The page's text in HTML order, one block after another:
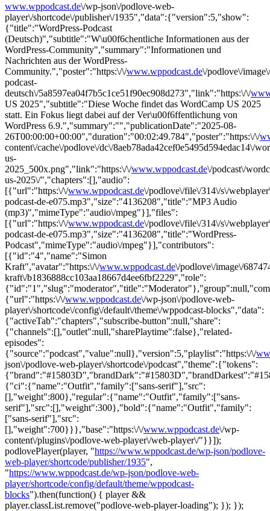
www.wppodcast.de\/wp-json\/podlove-web-
player\/shortcode\/publisher\/1935","data":{"version":5,"show":
{"title":"WordPress-Podcast
(Deutsch)","subtitle":"W\u00f6chentliche Informationen aus der
WordPress-Community","summary":"Informationen und
Nachrichten aus der WordPress-
Community.","poster":"https:\/\/www.wppodcast.de\/podlove\/
podcast-
deutsch\/5a8597ea04f7b5c1ce51f90ec908d273","link":"https:\/\/
US 2025","subtitle":"Diese Woche findet das WordCamp US 2025
statt. Ein Fokus liegt dabei auf der Ver\u00f6ffentlichung von
WordPress 6.9.","summary":"","publicationDate":"2025-08-
26T00:00:00+00:00","duration":"00:02:49.784","poster":"https:\/\/
content\/cache\/podlove\/dc\/8aeb78ada42cef0e5495d594edac14\/
us-
2025_500x.png","link":"https:\/\/www.wppodcast.de\/podcast\/
us-2025\/","chapters":[],"audio":
[{"url":"https:\/\/www.wppodcast.de\/podlove\/file\/314\/s\/
podcast-de-e075.mp3","size":"4136208","title":"MP3 Audio
(mp3)","mimeType":"audio\/mpeg"}],"files":
[{"url":"https:\/\/www.wppodcast.de\/podlove\/file\/314\/s\/
podcast-de-e075.mp3","size":"4136208","title":"WordPress-
Podcast","mimeType":"audio\/mpeg"}],"contributors":
[{"id":"4","name":"Simon
Kraft","avatar":"https:\/\/www.wppodcast.de\/podlove\/image\/
kraft\/b1836888cc103aa18667d4ee6fbf2229","role":
{"url":"https:\/\/www.wppodcast.de\/wp-json\/podlove-web-
player\/shortcode\/config\/default\/theme\/wppodcast-blocks","data":
{"activeTab":"chapters","subscribe-button":null,"share":
{"channels":[],"outlet":null,"sharePlaytime":false},"related-
episodes":
{"source":"podcast","value":null},"version":5,"playlist":"https:\/\/
json\/podlove-web-player\/shortcode\/podcast","theme":{"tokens":
{"ci":{"name":"Outfit","family":["sans-serif"],"src":
[],"weight":800},"regular":{"name":"Outfit","family":["sans-
serif"],"src":[],"weight":300},"bold":{"name":"Outfit","family":
["sans-serif"],"src":
[],"weight":700}}},"base":"https:\/\/www.wppodcast.de\/wp-
content\/plugins\/podlove-web-player\/web-player\/"}}]);
podlovePlayer(player, "https://www.wppodcast.de/wp-json/podlove-
web-player/shortcode/publisher/1935",
"https://www.wppodcast.de/wp-json/podlove-web-
player/shortcode/config/default/theme/wppodcast-
blocks").then(function() { player &&
player.classList.remove("podlove-web-player-loading"); }); });